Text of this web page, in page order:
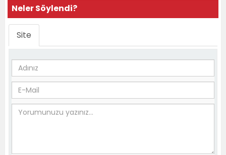
Neler Söylendi?
Site